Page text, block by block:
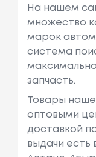
На нашем
множество
марок
система
запчасть.
Товары
оптовыми
доставкой
выдачи есть